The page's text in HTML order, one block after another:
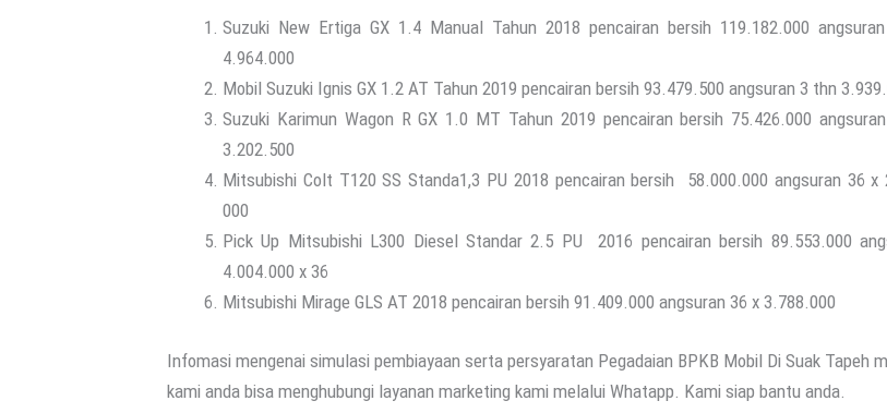
Suzuki New Ertiga GX 1.4 Manual Tahun 2018 pencairan bersih 119.182.000
4.964.000
Mobil Suzuki Ignis GX 1.2 AT Tahun 2019 pencairan bersih 93.479.500 angsuran 3 thn
Suzuki Karimun Wagon R GX 1.0 MT Tahun 2019 pencairan bersih 75.426.000
3.202.500
Mitsubishi Colt T120 SS Standa1,3 PU 2018 pencairan bersih 58.000.000 angsuran 36 x
000
Pick Up Mitsubishi L300 Diesel Standar 2.5 PU 2016 pencairan bersih 89.553.000
4.004.000 x 36
Mitsubishi Mirage GLS AT 2018 pencairan bersih 91.409.000 angsuran 36 x 3.788.000
Infomasi mengenai simulasi pembiayaan serta persyaratan Pegadaian BPKB Mobil Di Suak Tapeh
kami anda bisa menghubungi layanan marketing kami melalui Whatapp. Kami siap bantu anda.